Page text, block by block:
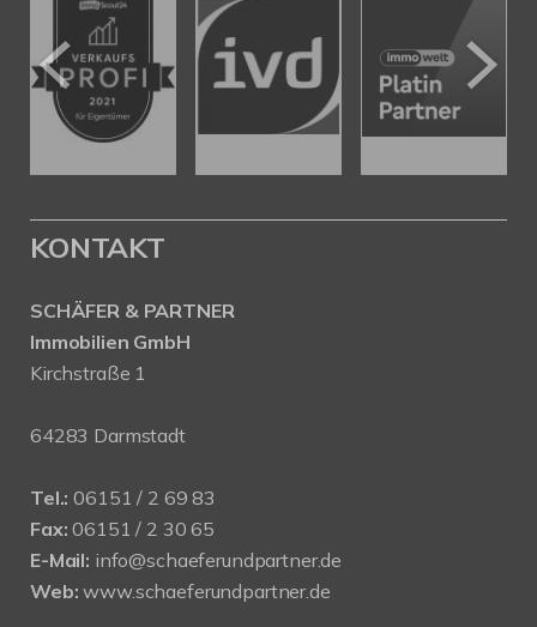
KONTAKT
SCHÄFER & PARTNER
Immobilien GmbH
Kirchstraße 1
64283 Darmstadt
Tel.: 06151 / 2 69 83
Fax: 06151 / 2 30 65
E-Mail: info@schaeferundpartner.de
Web: www.schaeferundpartner.de